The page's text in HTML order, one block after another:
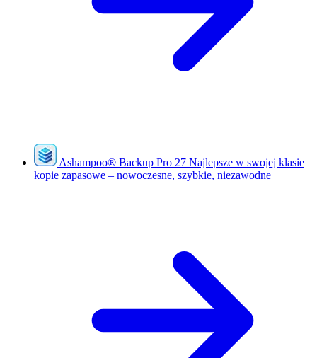
Ashampoo® Backup Pro 27 Najlepsze w swojej klasie
kopie zapasowe – nowoczesne, szybkie, niezawodne